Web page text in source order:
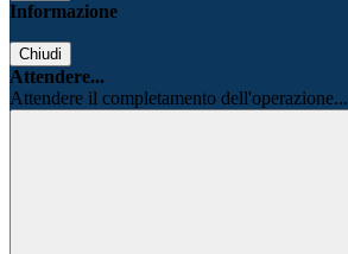
Informazione
Chiudi
Attendere...
Attendere il completamento dell'operazione...